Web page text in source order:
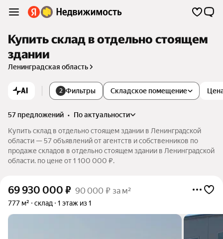
Купить склад в отдельно стоящем
здании
Ленинградская область
AI 2 Фильтры Складское помещение
57 предложений •
по актуальности
Купить склад в отдельно стоящем здании в Ленинградской
области — 57 объявлений от агентств и собственников по
продаже складов в отдельно стоящем здании в Ленинградской
области. по цене от 1 100 000 ₽.
69 930 000 ₽ 90 000 ₽ за м²
777 м² склад 1 этаж из 1